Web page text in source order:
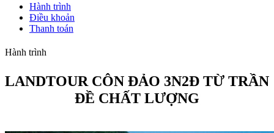
Hành trình
Điều khoản
Thanh toán
Hành trình
LANDTOUR CÔN ĐẢO 3N2Đ TỪ TRẦN
ĐỀ CHẤT LƯỢNG